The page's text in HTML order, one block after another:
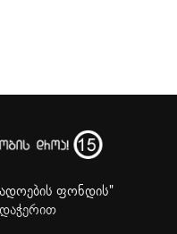
ფონდის"